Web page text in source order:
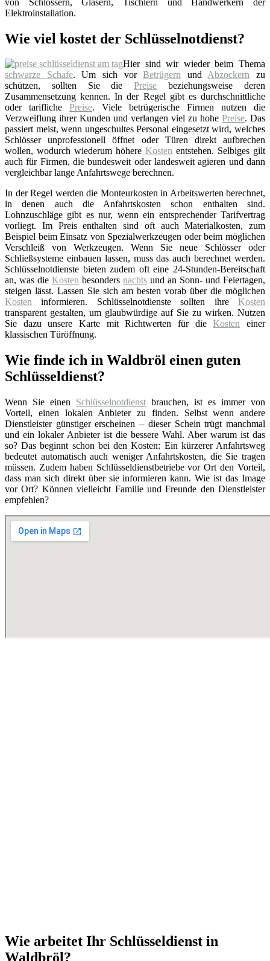
Elektroinstallation.
Wie viel kostet der Schlüsselnotdienst?
Hier sind wir wieder beim Thema
schwarze Schafe. Um sich vorBetrügern undAbzockern zu
schützen, sollten Sie diePreise beziehungsweise deren
Zusammensetzung kennen. In der Regel gibt es durchschnittliche
oder tarifliche Preise. Viele betrügerische Firmen nutzen die
Verzweiflung ihrer Kunden und verlangen viel zu hohe Preise. Das
passiert meist, wenn ungeschultes Personal eingesetzt wird, welches
Schlösser unprofessionell öffnet oder Türen direkt aufbrechen
wollen, wodurch wiederum höhere Kosten entstehen. Selbiges gilt
auch für Firmen, die bundesweit oder landesweit agieren und dann
vergleichbar lange Anfahrtswege berechnen.
In der Regel werden die Monteurkosten in Arbeitswerten berechnet,
in denen auch die Anfahrtskosten schon enthalten sind.
Lohnzuschläge gibt es nur, wenn ein entsprechender Tarifvertrag
vorliegt. Im Preis enthalten sind oft auch Materialkosten, zum
Beispiel beim Einsatz von Spezialwerkzeugen oder beim möglichen
Verschleiß von Werkzeugen. Wenn Sie neue Schlösser oder
Schließsysteme einbauen lassen, muss das auch berechnet werden.
Schlüsselnotdienste bieten zudem oft eine 24-Stunden-Bereitschaft
an, was die Kosten besonders nachts und an Sonn- und Feiertagen,
steigen lässt. Lassen Sie sich am besten vorab über die möglichen
Kosten informieren. Schlüsselnotdienste sollten ihre Kosten
transparent gestalten, um glaubwürdige auf Sie zu wirken. Nutzen
Sie dazu unsere Karte mit Richtwerten für dieKosten einer
klassischen Türöffnung.
Wie finde ich in Waldbröl einen guten
Schlüsseldienst?
Wenn Sie einen Schlüsselnotdienst brauchen, ist es immer von
Vorteil, einen lokalen Anbieter zu finden. Selbst wenn andere
Dienstleister günstiger erscheinen – dieser Schein trügt manchmal
und ein lokaler Anbieter ist die bessere Wahl. Aber warum ist das
so? Das beginnt schon bei den Kosten: Ein kürzerer Anfahrtsweg
bedeutet automatisch auch weniger Anfahrtskosten, die Sie tragen
müssen. Zudem haben Schlüsseldienstbetriebe vor Ort den Vorteil,
dass man sich direkt über sie informieren kann. Wie ist das Image
vor Ort? Können vielleicht Familie und Freunde den Dienstleister
empfehlen?
Wie arbeitet Ihr Schlüsseldienst in
Waldbröl?